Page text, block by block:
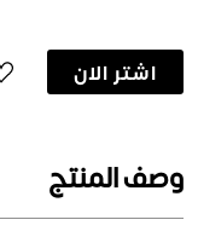
اشتر الان
وصف المنتج